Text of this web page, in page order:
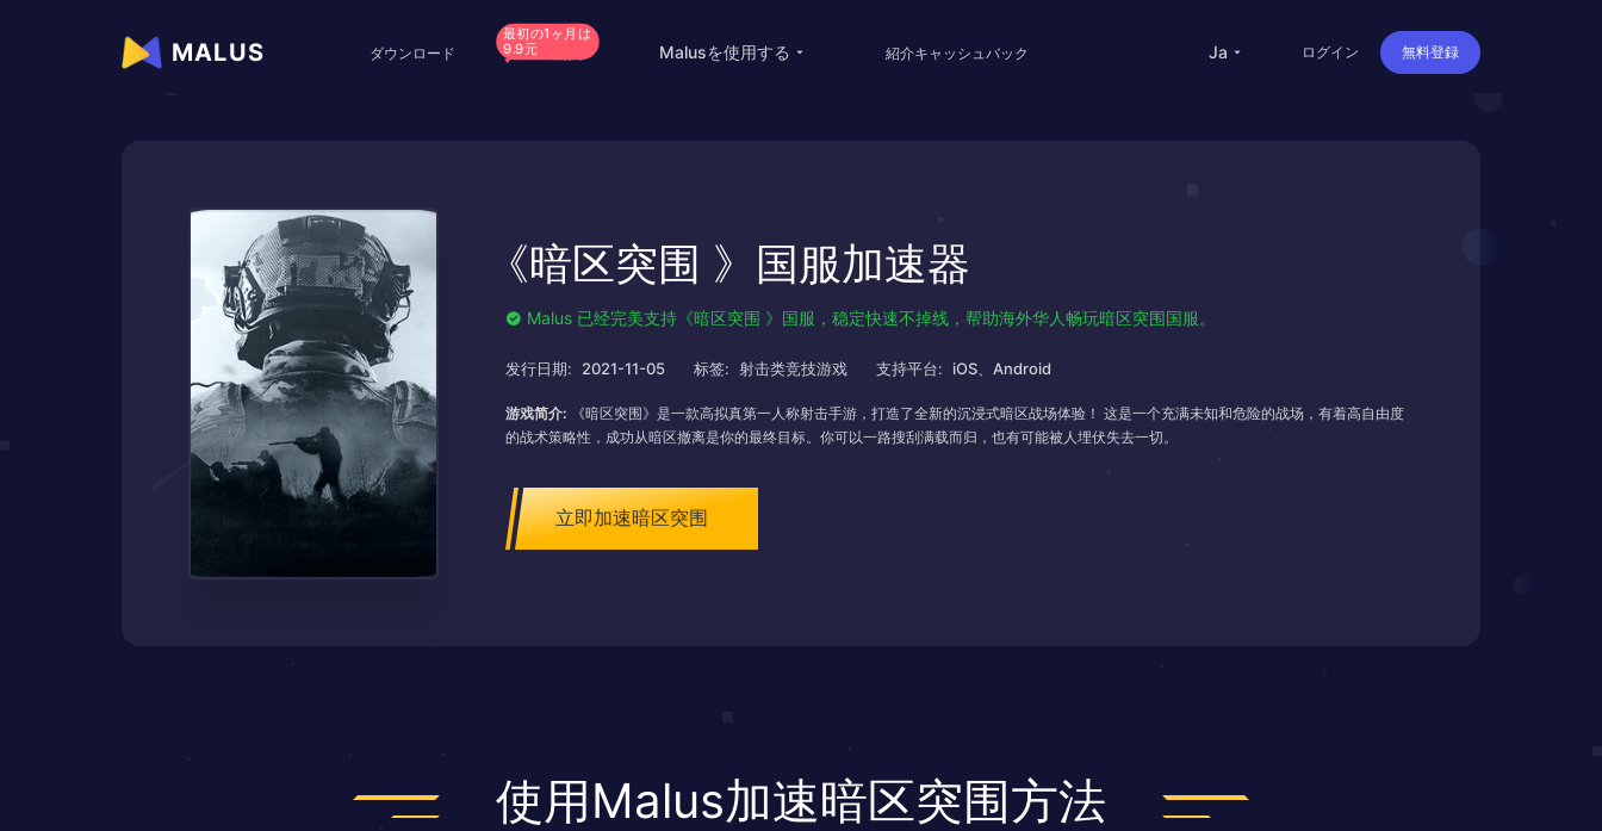
MALUS ダウンロード VIP購入
最初の1ヶ月は
9.9元
Malusを使用する
EDU Special Offer Travel abroad
紹介キャッシュバック ja ログイン 無料登録
《暗区突围 》国服加速器
Malus 已经完美支持《暗区突围 》国服，稳定快速不掉线，帮助海外华人畅玩暗区突围国服。
发行日期: 2021-11-05 标签: 射击类竞技游戏 支持平台: iOS、Android
游戏简介: 《暗区突围》是一款高拟真第一人称射击手游，打造了全新的沉浸式暗区战场体验！ 这是一个充满未知和危险的战场，有着高自由度
的战术策略性，成功从暗区撤离是你的最终目标。你可以一路搜刮满载而归，也有可能被人埋伏失去一切。
立即加速暗区突围
使用Malus加速暗区突围方法